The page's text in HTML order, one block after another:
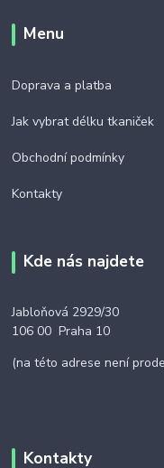
Menu
Doprava a platba
Jak vybrat délku tkaniček
Obchodní podmínky
Kontakty
Kde nás najdete
Jabloňová 2929/30
106 00 Praha 10
(na této adrese není
Kontakty